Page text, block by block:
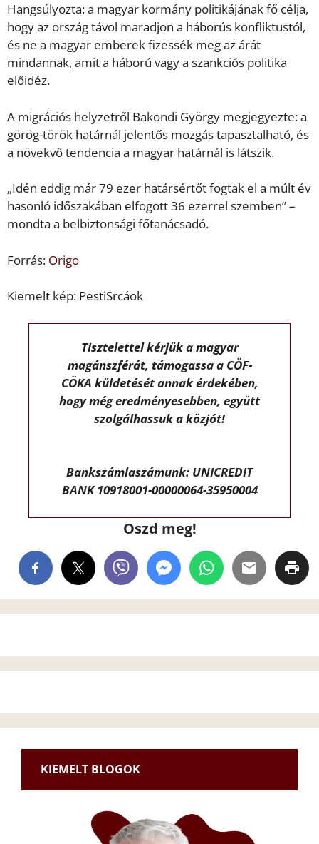
Hangsúlyozta: a magyar kormány politikájának fő célja,
hogy az ország távol maradjon a háborús konfliktustól,
és ne a magyar emberek fizessék meg az árát
mindannak, amit a háború vagy a szankciós politika
előidéz.
A migrációs helyzetről Bakondi György megjegyezte: a
görög-török határnál jelentős mozgás tapasztalható, és
a növekvő tendencia a magyar határnál is látszik.
„Idén eddig már 79 ezer határsértőt fogtak el a múlt év
hasonló időszakában elfogott 36 ezerrel szemben” –
mondta a belbiztonsági főtanácsadó.
Forrás: Origo
Kiemelt kép: PestiSrcáok
Tisztelettel kérjük a magyar
magánszférát, támogassa a CÖF-
CÖKA küldetését annak érdekében,
hogy még eredményesebben, együtt
szolgálhassuk a közjót!
Bankszámlaszámunk: UNICREDIT
BANK 10918001-00000064-35950004
Oszd meg!
KIEMELT BLOGOK